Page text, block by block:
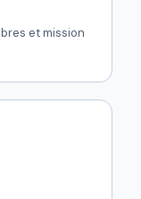
et mission